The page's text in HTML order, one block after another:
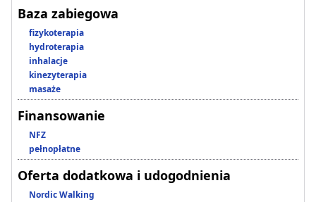
Baza zabiegowa
fizykoterapia
hydroterapia
inhalacje
kinezyterapia
masaże
Finansowanie
NFZ
pełnopłatne
Oferta dodatkowa i udogodnienia
Nordic Walking